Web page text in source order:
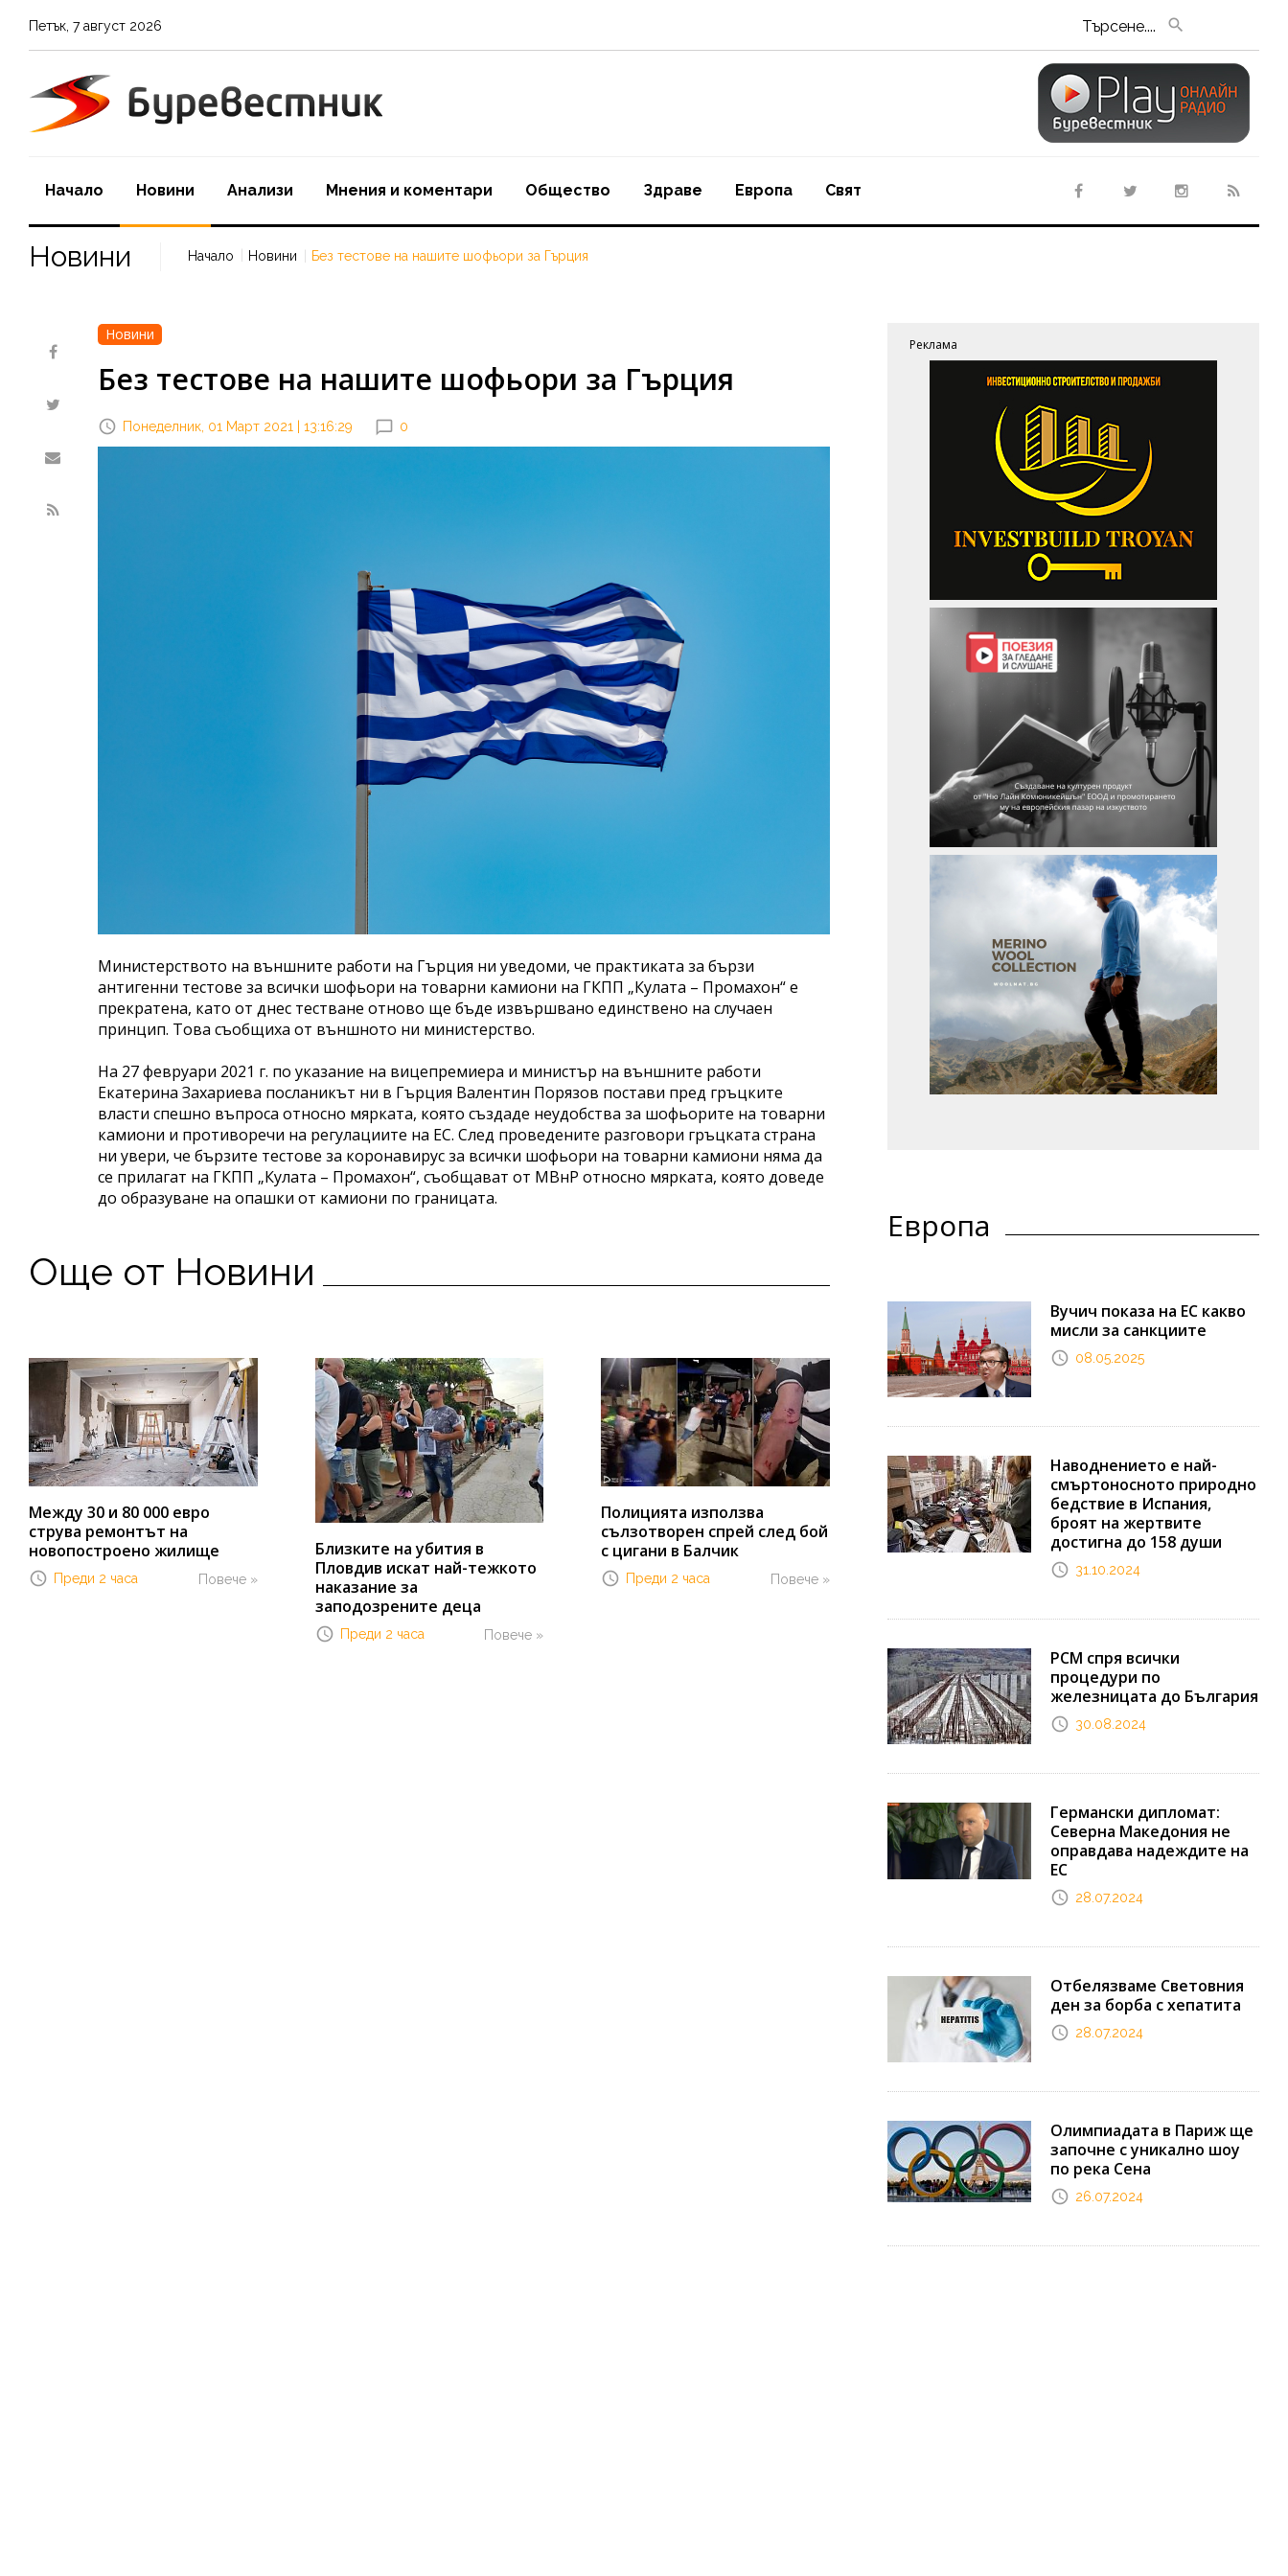
Петък 7 август 2026 Търсене....
Начало Новини Aнализи Мнения и коментари Oбщество Здраве Европа Свят
Новини Начало Новини Без тестове на нашите шофьори за Гърция
Новини
Без тестове на нашите шофьори за Гърция
Понеделник, 01 Март 2021 | 13:16:29 0
Министерството на външните работи на Гърция ни уведоми, че практиката за бързи
антигенни тестове за всички шофьори на товарни камиони на ГКПП „Кулата – Промахон“ е
прекратена, като от днес тестване отново ще бъде извършвано единствено на случаен
принцип. Това съобщиха от външното ни министерство.
На 27 февруари 2021 г. по указание на вицепремиера и министър на външните работи
Екатерина Захариева посланикът ни в Гърция Валентин Порязов постави пред гръцките
власти спешно въпроса относно мярката, която създаде неудобства за шофьорите на товарни
камиони и противоречи на регулациите на ЕС. След проведените разговори гръцката страна
ни увери, че бързите тестове за коронавирус за всички шофьори на товарни камиони няма да
се прилагат на ГКПП „Кулата – Промахон“, съобщават от МВнР относно мярката, която доведе
до образуване на опашки от камиони по границата.
Още от Новини
Между 30 и 80 000 евро
струва ремонтът на
новопостроено жилище
Повече »
Преди 2 часа
Близките на убития в
Пловдив искат най-тежкото
наказание за
заподозрените деца
Повече »
Преди 2 часа
Полицията използва
сълзотворен спрей след бой
с цигани в Балчик
Повече »
Преди 2 часа
Реклама
Европа
Вучич показа на ЕС какво
мисли за санкциите
08.05.2025
Наводнението е най-
смъртоносното природно
бедствие в Испания,
броят на жертвите
достигна до 158 души
31.10.2024
РСМ спря всички
процедури по
железницата до България
30.08.2024
Германски дипломат:
Северна Македония не
оправдава надеждите на
ЕС
28.07.2024
Отбелязваме Световния
ден за борба с хепатита
28.07.2024
Олимпиадата в Париж ще
започне с уникално шоу
по река Сена
26.07.2024